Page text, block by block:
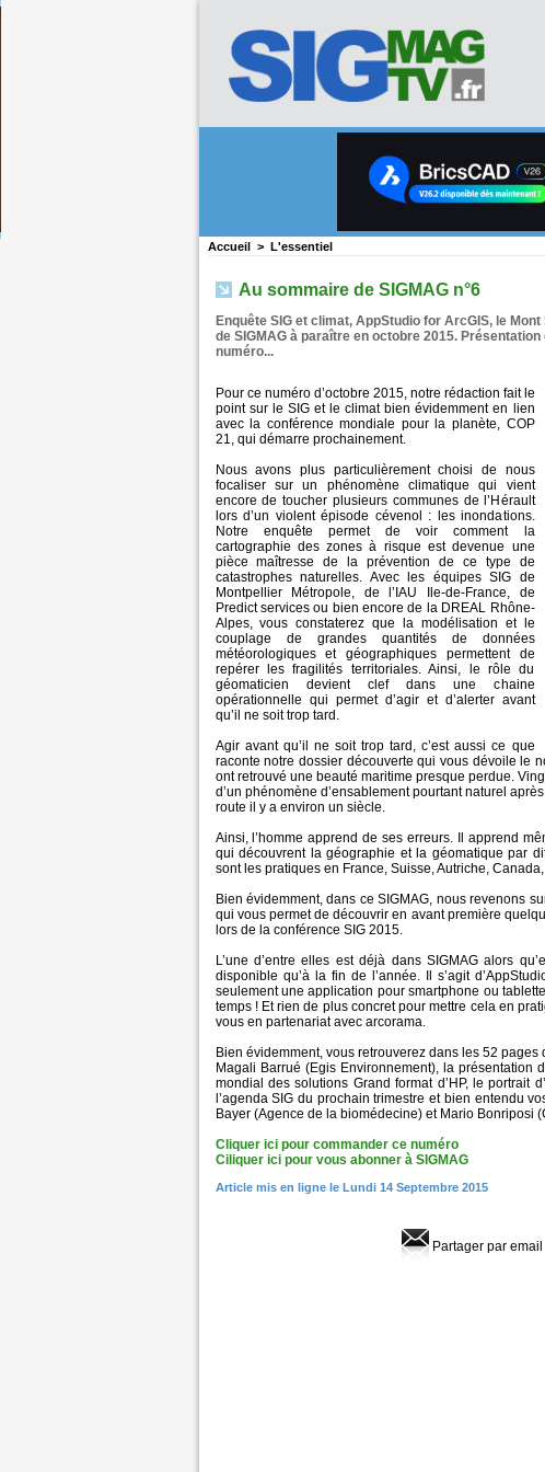
Accueil > L'essentiel
Au sommaire de SIGMAG n°6
Enquête SIG et climat, AppStudio for ArcGIS, le
de SIGMAG à paraître en octobre 2015.
numéro...
Pour ce numéro d’octobre 2015, notre rédaction fait le
point sur le SIG et le climat bien évidemment en lien
avec la conférence mondiale pour la planète, COP
21, qui démarre prochainement.
Nous avons plus particulièrement choisi de nous
focaliser sur un phénomène climatique qui vient
encore de toucher plusieurs communes de l’Hérault
lors d’un violent épisode cévenol : les inondations.
Notre enquête permet de voir comment la
cartographie des zones à risque est devenue une
pièce maîtresse de la prévention de ce type de
catastrophes naturelles. Avec les équipes SIG de
Montpellier Métropole, de l’IAU Ile-de-France, de
Predict services ou bien encore de la DREAL Rhône-
Alpes, vous constaterez que la modélisation et le
couplage de grandes quantités de données
météorologiques et géographiques permettent de
repérer les fragilités territoriales. Ainsi, le rôle du
géomaticien devient clef dans une chaine
opérationnelle qui permet d’agir et d’alerter avant
qu’il ne soit trop tard.
Agir avant qu’il ne soit trop tard, c’est aussi ce que
raconte notre dossier découverte qui vous dévoile le
ont retrouvé une beauté maritime presque perdue.
d’un phénomène d’ensablement pourtant naturel
route il y a environ un siècle.
Ainsi, l’homme apprend de ses erreurs. Il apprend
qui découvrent la géographie et la géomatique par
sont les pratiques en France, Suisse, Autriche,
Bien évidemment, dans ce SIGMAG, nous revenons
qui vous permet de découvrir en avant première
lors de la conférence SIG 2015.
L’une d’entre elles est déjà dans SIGMAG alors
disponible qu’à la fin de l’année. Il s’agit
seulement une application pour smartphone ou
temps ! Et rien de plus concret pour mettre cela en
vous en partenariat avec arcorama.
Bien évidemment, vous retrouverez dans les 52
Magali Barrué (Egis Environnement), la
mondial des solutions Grand format d’HP, le portrait
l’agenda SIG du prochain trimestre et bien entendu
Bayer (Agence de la biomédecine) et Mario Bonriposi
Cliquer ici pour commander ce numéro
Ciliquer ici pour vous abonner à SIGMAG
Article mis en ligne le Lundi 14 Septembre 2015
Partager par email